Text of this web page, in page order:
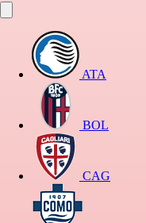
ATA
BOL
CAG